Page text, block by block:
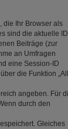
die Ihr Browser als
sind die aktuelle ID
Beiträge (zur
an Umfragen
eine Session-ID
die Funktion
angeben. Für
durch den
Gleiches